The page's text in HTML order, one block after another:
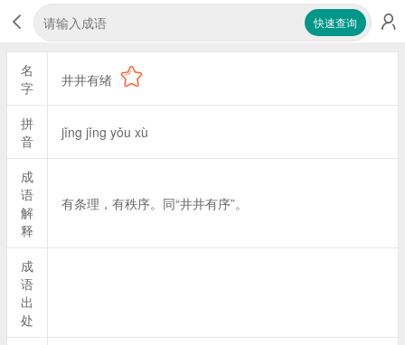
快速查询
名
字
井井有绪
拼
音
jǐng jǐng yǒu xù
成
语
解
释
有条理，有秩序。同“井井有序”。
成
语
出
处